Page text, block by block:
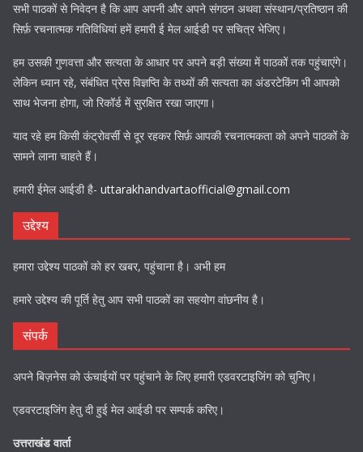
सभी पाठकों से निवेदन है कि आप अपनी और अपने संगठन अथवा संस्थान/प्रतिष्ठान की
सिर्फ़ रचनात्मक गतिविधियां हमें हमारी ई मेल आईडी पर सचित्र भेजिए।
हम उसकी गुणवत्ता और सत्यता के आधार पर अपने बड़ी संख्या में पाठकों तक पहुंचाएंगे।
लेकिन ध्यान रहे, संबंधित प्रेस विज्ञप्ति के तथ्यों की सत्यता का अंडरटेकिंग भी आपको
साथ भेजना होगा, जो रिकॉर्ड में सुरक्षित रखा जाएगा।
याद रहे हम किसी कंट्रोवर्सी से दूर रहकर सिर्फ़ आपकी रचनात्मकता को अपने पाठकों के
सामने लाना चाहते हैं।
हमारी ईमेल आईडी है- uttarakhandvartaofficial@gmail.com
उद्देश्य
हमारा उद्देश्य पाठकों को हर खबर, पहुंचाना है। अभी हम
हमारे उद्देश्य की पूर्ति हेतु आप सभी पाठकों का सहयोग वांछनीय है।
संपर्क
अपने बिज़नेस को ऊंचाईयों पर पहुंचाने के लिए हमारी एडवरटाइजिंग को चुनिए।
एडवरटाइजिंग हेतु दी हुई मेल आईडी पर सम्पर्क करिए।
उत्तराखंड वार्ता